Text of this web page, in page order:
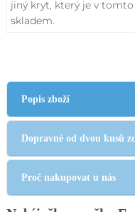
jiný kryt, který je v
skladem.
Popis zboží
Dopravné od dvou kusů
Proč nakupovat u nás